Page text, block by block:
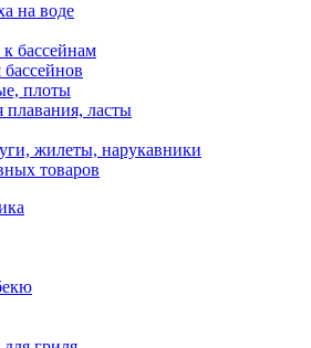
на воде
бассейнам
плоты
ласты
жилеты, нарукавники
товаров